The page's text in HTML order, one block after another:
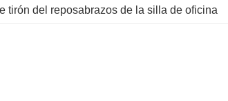
tirón del reposabrazos de la silla de oficina